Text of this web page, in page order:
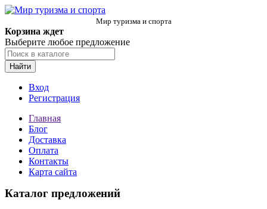
Мир туризма и спорта
Корзина ждет
Выберите любое предложение
Найти
Вход
Регистрация
Главная
Блог
Доставка
Оплата
Контакты
Карта сайта
Каталог предложений